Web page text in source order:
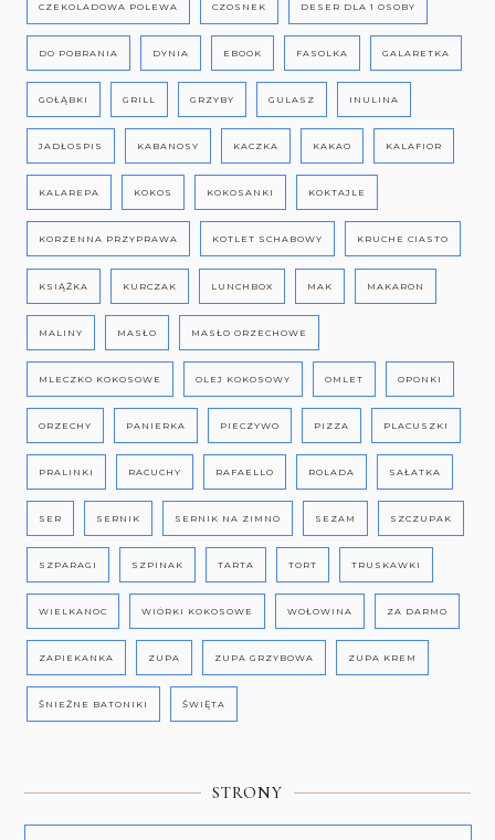
CZEKOLADOWA POLEWA CZOSNEK DESER DLA 1 OSOBY
DO POBRANIA DYNIA EBOOK FASOLKA GALARETKA
GOŁĄBKI GRILL GRZYBY GULASZ INULINA
JADŁOSPIS KABANOSY KACZKA KAKAO KALAFIOR
KALAREPA KOKOS KOKOSANKI KOKTAJLE
KORZENNA PRZYPRAWA KOTLET SCHABOWY KRUCHE CIASTO
KSIĄŻKA KURCZAK LUNCHBOX MAK MAKARON
MALINY MASŁO MASŁO ORZECHOWE
MLECZKO KOKOSOWE OLEJ KOKOSOWY OMLET OPONKI
ORZECHY PANIERKA PIECZYWO PIZZA PLACUSZKI
PRALINKI RACUCHY RAFAELLO ROLADA SAŁATKA
SER SERNIK SERNIK NA ZIMNO SEZAM SZCZUPAK
SZPARAGI SZPINAK TARTA TORT TRUSKAWKI
WIELKANOC WIÓRKI KOKOSOWE WOŁOWINA ZA DARMO
ZAPIEKANKA ZUPA ZUPA GRZYBOWA ZUPA KREM
ŚNIEŻNE BATONIKI ŚWIĘTA
STRONY